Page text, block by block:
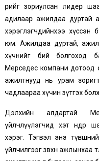
өөрийгөө зориулсан лидер
адилаар ажилдаа дуртай
хэрэглэгчдийнхээ хүссэн
юм. Ажилдаа дуртай,
хүчнийг бий болгоход
Мерседес компани дотоод
ажилтнууд нь урам
чадлаараа хүчин зүтгэх
Дэлхийн алдартай
үйлчлүүлэгчид хэт өндөр
хэрэг. Тэгвэл энэ
үйлчилгээг зөвхөн ажлынхаа